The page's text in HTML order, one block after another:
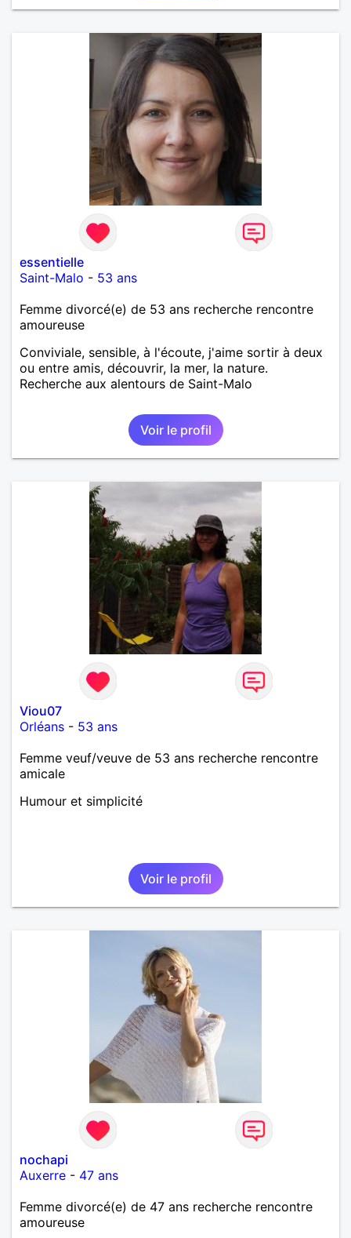
essentielle
Saint-Malo - 53 ans
Femme divorcé(e) de 53 ans recherche rencontre
amoureuse
Conviviale, sensible, à l'écoute, j'aime sortir à deux
ou entre amis, découvrir, la mer, la nature.
Recherche aux alentours de Saint-Malo
Voir le profil
Viou07
Orléans - 53 ans
Femme veuf/veuve de 53 ans recherche rencontre
amicale
Humour et simplicité
Voir le profil
nochapi
Auxerre - 47 ans
Femme divorcé(e) de 47 ans recherche rencontre
amoureuse